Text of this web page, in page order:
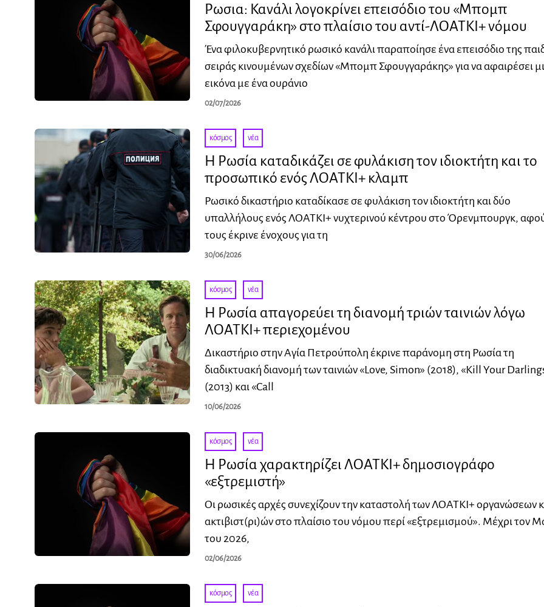
Ρωσια: Κανάλι λογοκρίνει επεισόδιο του «Μπομπ
Σφουγγαράκη» στο πλαίσιο του αντί-ΛΟΑΤΚΙ+ νόμου
Ένα φιλοκυβερνητικό ρωσικό κανάλι παραποίησε ένα επεισόδιο της
σειράς κινουμένων σχεδίων «Μπομπ Σφουγγαράκης» για να αφαιρέσει
εικόνα με ένα ουράνιο
02/07/2026
κόσμος · νέα
Η Ρωσία καταδικάζει σε φυλάκιση τον ιδιοκτήτη και το
προσωπικό ενός ΛΟΑΤΚΙ+ κλαμπ
Ρωσικό δικαστήριο καταδίκασε σε φυλάκιση τον ιδιοκτήτη και δύο
υπαλλήλους ενός ΛΟΑΤΚΙ+ νυχτερινού κέντρου στο Όρενμπουργκ,
τους έκρινε ένοχους για τη
30/06/2026
κόσμος · νέα
Η Ρωσία απαγορεύει τη διανομή τριών ταινιών λόγω
ΛΟΑΤΚΙ+ περιεχομένου
Δικαστήριο στην Αγία Πετρούπολη έκρινε παράνομη στη Ρωσία τη
διαδικτυακή διανομή των ταινιών «Love, Simon» (2018), «Kill Your
(2013) και «Call
10/06/2026
κόσμος · νέα
Η Ρωσία χαρακτηρίζει ΛΟΑΤΚΙ+ δημοσιογράφο
«εξτρεμιστή»
Οι ρωσικές αρχές συνεχίζουν την καταστολή των ΛΟΑΤΚΙ+ οργανώσεων
ακτιβιστ(ρι)ών στο πλαίσιο του νόμου περί «εξτρεμισμού». Μέχρι τον
του 2026,
02/06/2026
κόσμος · νέα